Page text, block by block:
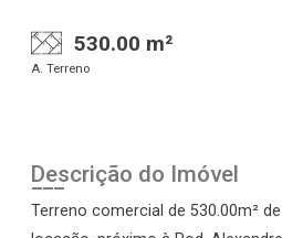
530.00 m²
A. Terreno
Descrição do Imóvel
Terreno comercial de 530.00m²